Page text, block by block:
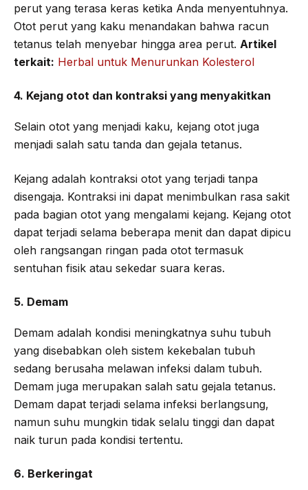
perut yang terasa keras ketika Anda menyentuhnya.
Otot perut yang kaku menandakan bahwa racun
tetanus telah menyebar hingga area perut. Artikel
terkait: Herbal untuk Menurunkan Kolesterol
4. Kejang otot dan kontraksi yang menyakitkan
Selain otot yang menjadi kaku, kejang otot juga
menjadi salah satu tanda dan gejala tetanus.
Kejang adalah kontraksi otot yang terjadi tanpa
disengaja. Kontraksi ini dapat menimbulkan rasa sakit
pada bagian otot yang mengalami kejang. Kejang otot
dapat terjadi selama beberapa menit dan dapat dipicu
oleh rangsangan ringan pada otot termasuk
sentuhan fisik atau sekedar suara keras.
5. Demam
Demam adalah kondisi meningkatnya suhu tubuh
yang disebabkan oleh sistem kekebalan tubuh
sedang berusaha melawan infeksi dalam tubuh.
Demam juga merupakan salah satu gejala tetanus.
Demam dapat terjadi selama infeksi berlangsung,
namun suhu mungkin tidak selalu tinggi dan dapat
naik turun pada kondisi tertentu.
6. Berkeringat